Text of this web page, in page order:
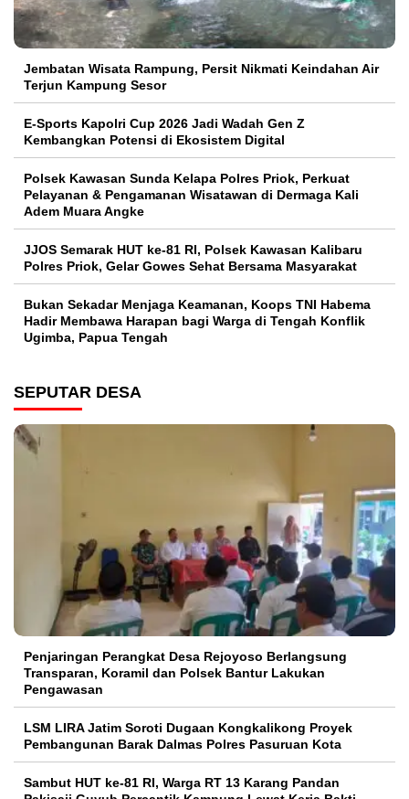
Jembatan Wisata Rampung, Persit Nikmati Keindahan Air
Terjun Kampung Sesor
E-Sports Kapolri Cup 2026 Jadi Wadah Gen Z
Kembangkan Potensi di Ekosistem Digital
Polsek Kawasan Sunda Kelapa Polres Priok, Perkuat
Pelayanan & Pengamanan Wisatawan di Dermaga Kali
Adem Muara Angke
JJOS Semarak HUT ke-81 RI, Polsek Kawasan Kalibaru
Polres Priok, Gelar Gowes Sehat Bersama Masyarakat
Bukan Sekadar Menjaga Keamanan, Koops TNI Habema
Hadir Membawa Harapan bagi Warga di Tengah Konflik
Ugimba, Papua Tengah
SEPUTAR DESA
Penjaringan Perangkat Desa Rejoyoso Berlangsung
Transparan, Koramil dan Polsek Bantur Lakukan
Pengawasan
LSM LIRA Jatim Soroti Dugaan Kongkalikong Proyek
Pembangunan Barak Dalmas Polres Pasuruan Kota
Sambut HUT ke-81 RI, Warga RT 13 Karang Pandan